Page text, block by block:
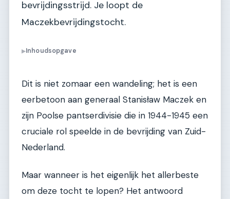
bevrijdingsstrijd. Je loopt de
Maczekbevrijdingstocht.
▶Inhoudsopgave
Dit is niet zomaar een wandeling; het is een
eerbetoon aan generaal Stanisław Maczek en
zijn Poolse pantserdivisie die in 1944-1945 een
cruciale rol speelde in de bevrijding van Zuid-
Nederland.
Maar wanneer is het eigenlijk het allerbeste
om deze tocht te lopen? Het antwoord